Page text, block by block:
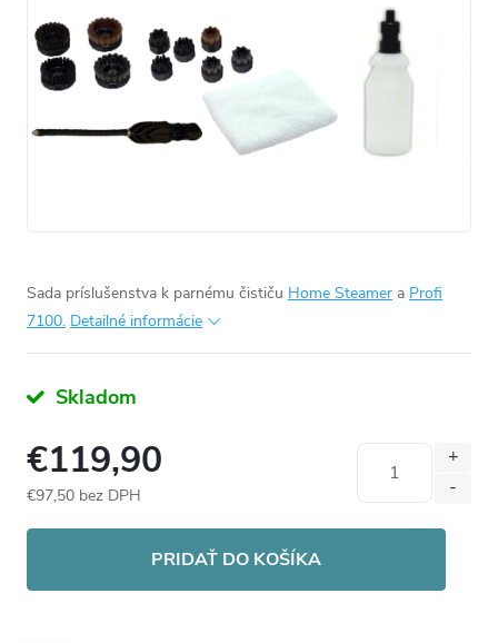
Sada príslušenstva k parnému čističu Home Steamer a Profi
7100. Detailné informácie
Skladom
€119,90
€97,50 bez DPH
PRIDAŤ DO KOŠÍKA